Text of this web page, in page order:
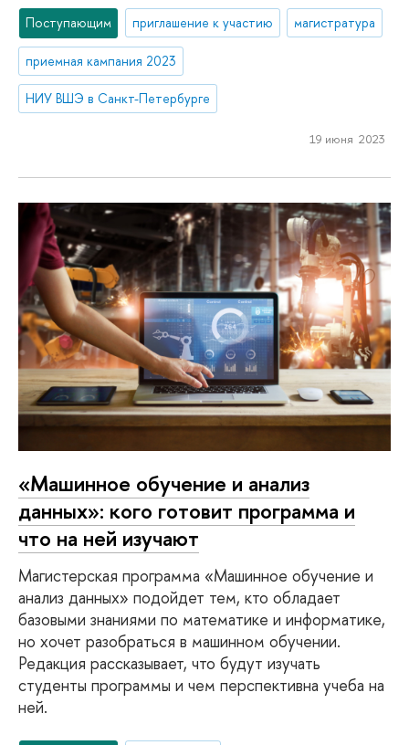
Поступающим приглашение к участию магистратура
приемная кампания 2023
НИУ ВШЭ в Санкт-Петербурге
19 июня 2023
«Машинное обучение и анализ
данных»: кого готовит программа и
что на ней изучают
Магистерская программа «Машинное обучение и
анализ данных» подойдет тем, кто обладает
базовыми знаниями по математике и информатике,
но хочет разобраться в машинном обучении.
Редакция рассказывает, что будут изучать
студенты программы и чем перспективна учеба на
ней.